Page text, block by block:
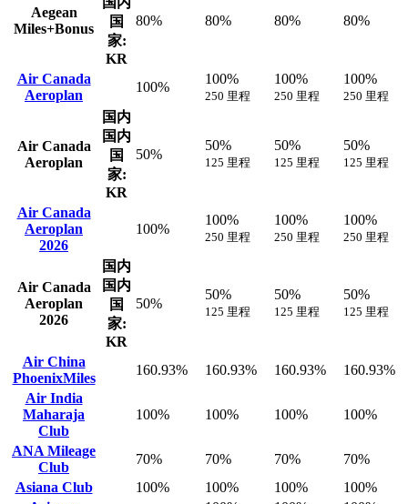
Aegean
Miles+Bonus
国
家:
KR
80% 80% 80% 80%
Air Canada
Aeroplan
100%
100%
250 里程
100%
250 里程
100%
250 里程
Air Canada
Aeroplan
国内
国内
国
家:
KR
50%
50%
125 里程
50%
125 里程
50%
125 里程
Air Canada
Aeroplan
2026
100%
100%
250 里程
100%
250 里程
100%
250 里程
Air Canada
Aeroplan
2026
国内
国内
国
家:
KR
50%
50%
125 里程
50%
125 里程
50%
125 里程
Air China
PhoenixMiles
160.93% 160.93% 160.93%
160.93%
Air India
Maharaja
Club
100% 100% 100% 100%
ANA Mileage
Club
70% 70% 70%
70%
Asiana Club
100% 100% 100%
100%